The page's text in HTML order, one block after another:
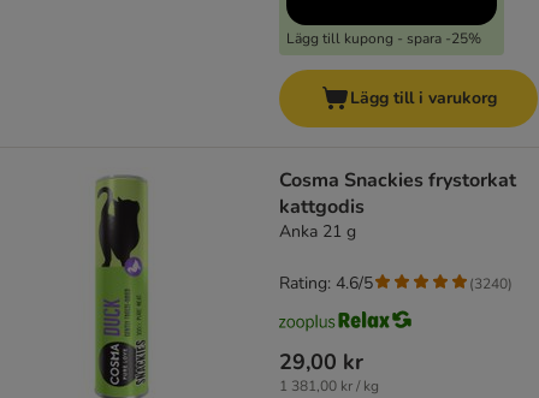
Lägg till kupong - spara -25%
Lägg till i varukorg
Cosma Snackies frystorkat
kattgodis
Anka 21 g
29,00 kr
1 381,00 kr / kg
Rating: 4.6/5 (3240)